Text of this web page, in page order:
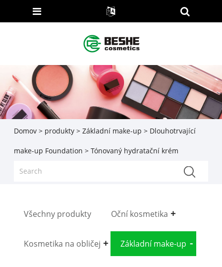
Domov > produkty> Základní make-up > Dlouhotrvající
make-up Foundation > Tónovaný hydratační krém
Všechny produkty Oční kosmetika
Kosmetika na obličej Základní make-up